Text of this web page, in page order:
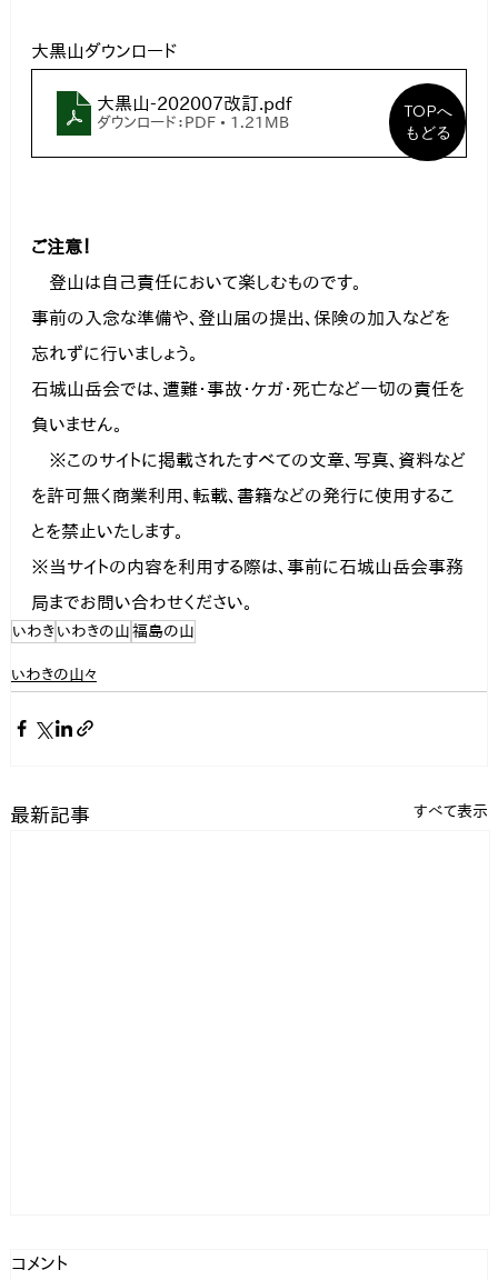
大黒山ダウンロード
大黒山-202007改訂.pdf
ダウンロード：PDF • 1.21MB
ご注意！
登山は自己責任において楽しむものです。
事前の入念な準備や、登山届の提出、保険の加入などを
忘れずに行いましょう。
石城山岳会では、遭難・事故・ケガ・死亡など一切の責任を
負いません。
※このサイトに掲載されたすべての文章、写真、資料など
を許可無く商業利用、転載、書籍などの発行に使用するこ
とを禁止いたします。
※当サイトの内容を利用する際は、事前に石城山岳会事務
局までお問い合わせください。
いわき いわきの山 福島の山
いわきの山々
最新記事 すべて表示
コメント
TOPへ
もどる